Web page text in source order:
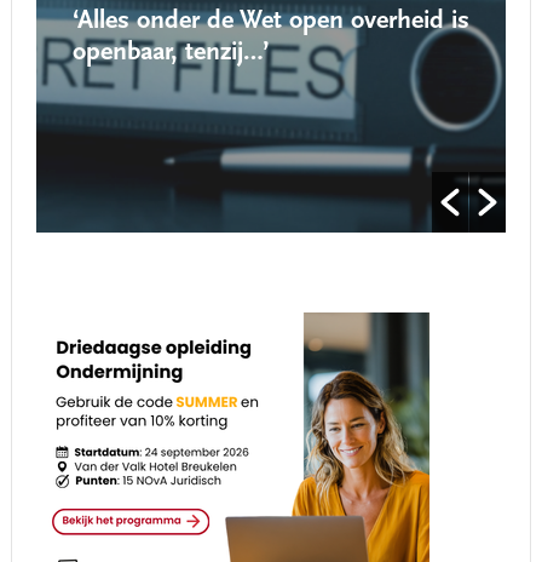
‘Alles onder de Wet open overheid is
openbaar, tenzij…’